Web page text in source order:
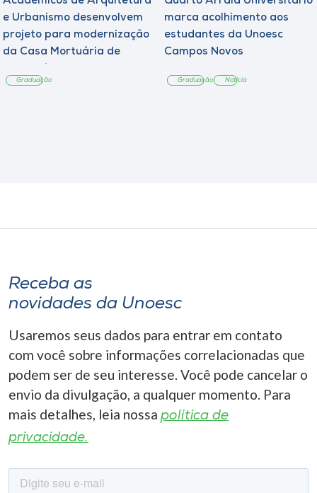
e Urbanismo desenvolvem
projeto para modernização
da Casa Mortuária de
Graduação
marca acolhimento aos
estudantes da Unoesc
Campos Novos
Graduação Notícia
Receba as
novidades da Unoesc
Usaremos seus dados para entrar em contato
com você sobre informações correlacionadas que
podem ser de seu interesse. Você pode cancelar o
envio da divulgação, a qualquer momento. Para
mais detalhes, leia nossa política de
privacidade.